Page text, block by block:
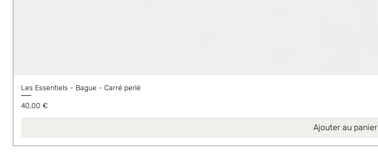
Les Essentiels - Bague - Carré perlé
Prix
40,00 €
Ajouter au panier